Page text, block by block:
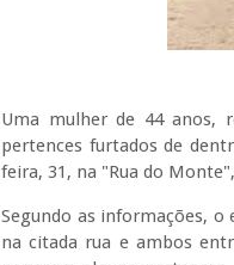
Uma mulher de 44 anos,
pertences furtados de
feira, 31, na "Rua do
Segundo as informações,
na citada rua e ambos